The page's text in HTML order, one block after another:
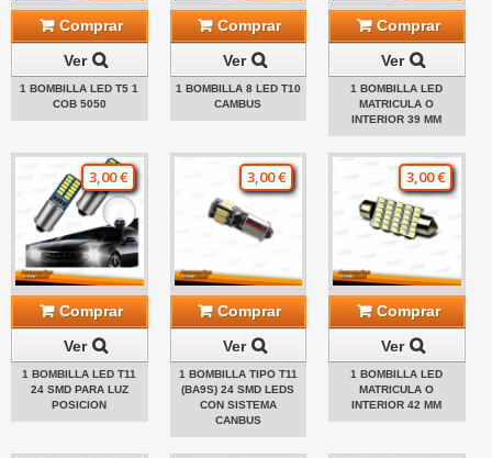
Comprar
Ver
1 BOMBILLA LED T5 1
COB 5050
Comprar
Ver
1 BOMBILLA 8 LED T10
CAMBUS
Comprar
Ver
1 BOMBILLA LED
MATRICULA O
INTERIOR 39 MM
3,00 €
Comprar
Ver
1 BOMBILLA LED T11
24 SMD PARA LUZ
POSICION
3,00 €
Comprar
Ver
1 BOMBILLA TIPO T11
(BA9S) 24 SMD LEDS
CON SISTEMA
CANBUS
3,00 €
Comprar
Ver
1 BOMBILLA LED
MATRICULA O
INTERIOR 42 MM